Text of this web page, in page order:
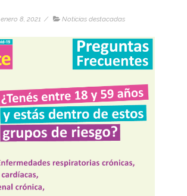
enero 8, 2021 / Noticias destacadas